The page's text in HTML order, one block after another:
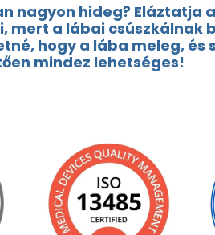
nagyon hideg? Eláztatja
a lábai csúszkálnak
hogy a lába meleg,
mindez lehetséges!